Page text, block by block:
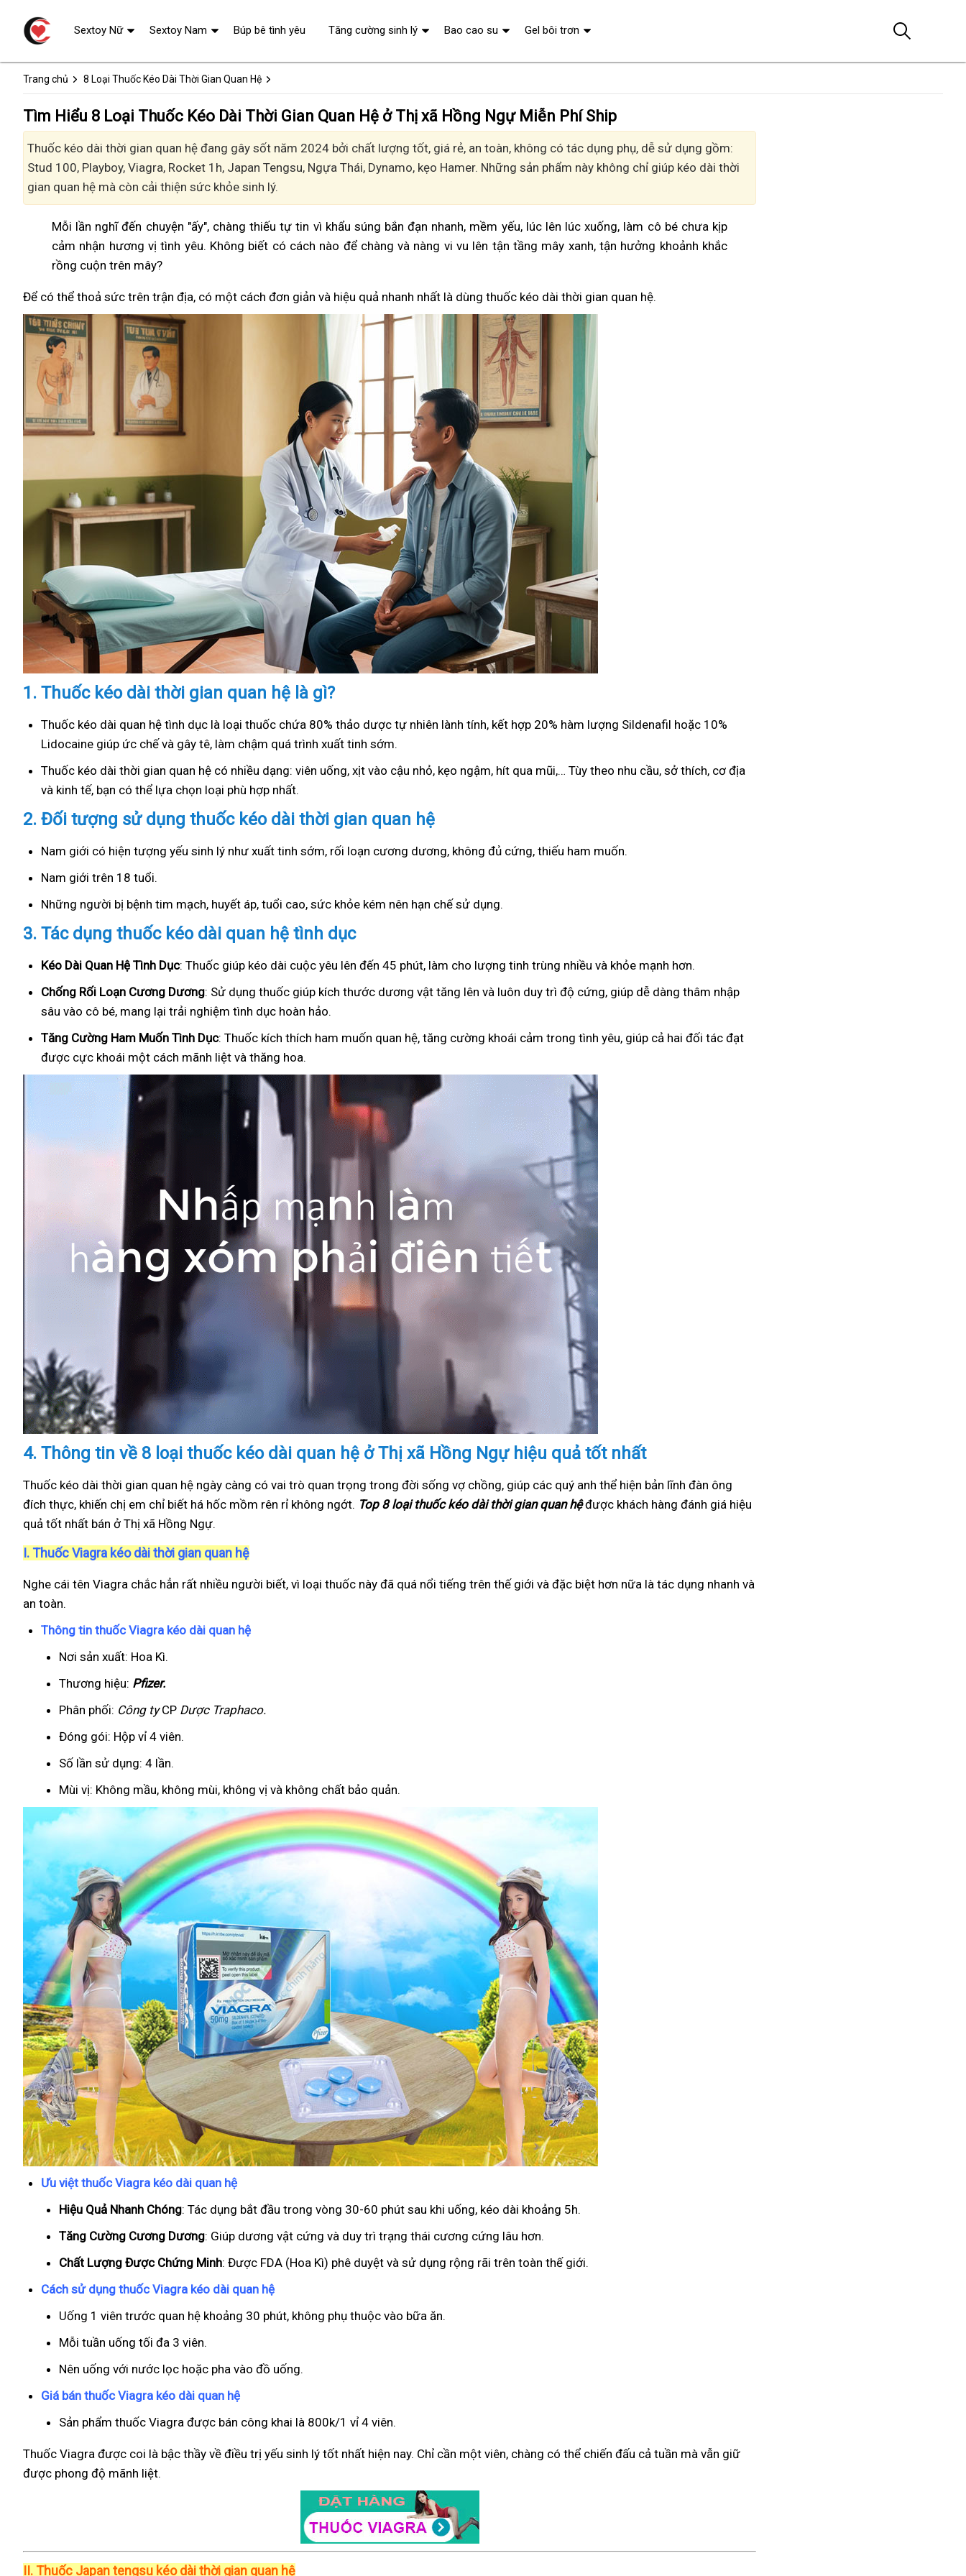
Trang chủ 8 Loại Thuốc Kéo Dài Thời Gian Quan Hệ
Tìm Hiểu 8 Loại Thuốc Kéo Dài Thời Gian Quan Hệ ở Thị xã Hồng Ngự Miễn Phí Ship
Thuốc kéo dài thời gian quan hệ đang gây sốt năm 2024 bởi chất lượng tốt, giá rẻ, an toàn, không có tác dụng phụ, dễ sử dụng gồm:
Stud 100, Playboy, Viagra, Rocket 1h, Japan Tengsu, Ngựa Thái, Dynamo, kẹo Hamer. Những sản phẩm này không chỉ giúp kéo dài thời
gian quan hệ mà còn cải thiện sức khỏe sinh lý.
Mỗi lần nghĩ đến chuyện "ấy", chàng thiếu tự tin vì khẩu súng bắn đạn nhanh, mềm yếu, lúc lên lúc xuống, làm cô bé chưa kịp
cảm nhận hương vị tình yêu. Không biết có cách nào để chàng và nàng vi vu lên tận tầng mây xanh, tận hưởng khoảnh khắc
rồng cuộn trên mây?
Để có thể thoả sức trên trận địa, có một cách đơn giản và hiệu quả nhanh nhất là dùng thuốc kéo dài thời gian quan hệ.
1. Thuốc kéo dài thời gian quan hệ là gì?
Thuốc kéo dài quan hệ tình dục là loại thuốc chứa 80% thảo dược tự nhiên lành tính, kết hợp 20% hàm lượng Sildenafil hoặc 10%
Lidocaine giúp ức chế và gây tê, làm chậm quá trình xuất tinh sớm.
Thuốc kéo dài thời gian quan hệ có nhiều dạng: viên uống, xịt vào cậu nhỏ, kẹo ngậm, hít qua mũi,… Tùy theo nhu cầu, sở thích, cơ địa
và kinh tế, bạn có thể lựa chọn loại phù hợp nhất.
2. Đối tượng sử dụng thuốc kéo dài thời gian quan hệ
Nam giới có hiện tượng yếu sinh lý như xuất tinh sớm, rối loạn cương dương, không đủ cứng, thiếu ham muốn.
Nam giới trên 18 tuổi.
Những người bị bệnh tim mạch, huyết áp, tuổi cao, sức khỏe kém nên hạn chế sử dụng.
3. Tác dụng thuốc kéo dài quan hệ tình dục
Kéo Dài Quan Hệ Tình Dục: Thuốc giúp kéo dài cuộc yêu lên đến 45 phút, làm cho lượng tinh trùng nhiều và khỏe mạnh hơn.
Chống Rối Loạn Cương Dương: Sử dụng thuốc giúp kích thước dương vật tăng lên và luôn duy trì độ cứng, giúp dễ dàng thâm nhập
sâu vào cô bé, mang lại trải nghiệm tình dục hoàn hảo.
Tăng Cường Ham Muốn Tình Dục: Thuốc kích thích ham muốn quan hệ, tăng cường khoái cảm trong tình yêu, giúp cả hai đối tác đạt
được cực khoái một cách mãnh liệt và thăng hoa.
4. Thông tin về 8 loại thuốc kéo dài quan hệ ở Thị xã Hồng Ngự hiệu quả tốt nhất
Thuốc kéo dài thời gian quan hệ ngày càng có vai trò quan trọng trong đời sống vợ chồng, giúp các quý anh thể hiện bản lĩnh đàn ông
đích thực, khiến chị em chỉ biết há hốc mồm rên rỉ không ngớt. Top 8 loại thuốc kéo dài thời gian quan hệđược khách hàng đánh giá hiệu
quả tốt nhất bán ở Thị xã Hồng Ngự.
I. Thuốc Viagra kéo dài thời gian quan hệ
Nghe cái tên Viagra chắc hẳn rất nhiều người biết, vì loại thuốc này đã quá nổi tiếng trên thế giới và đặc biệt hơn nữa là tác dụng nhanh và
an toàn.
Thông tin thuốc Viagra kéo dài quan hệ
Nơi sản xuất: Hoa Kì.
Thương hiệu: Pfizer.
Phân phối: Công tyCP Dược Traphaco.
Đóng gói: Hộp vỉ 4 viên.
Số lần sử dụng: 4 lần.
Mùi vị: Không mầu, không mùi, không vị và không chất bảo quản.
Ưu việt thuốc Viagra kéo dài quan hệ
Hiệu Quả Nhanh Chóng: Tác dụng bắt đầu trong vòng 30-60 phút sau khi uống, kéo dài khoảng 5h.
Tăng Cường Cương Dương: Giúp dương vật cứng và duy trì trạng thái cương cứng lâu hơn.
Chất Lượng Được Chứng Minh: Được FDA (Hoa Kì) phê duyệt và sử dụng rộng rãi trên toàn thế giới.
Cách sử dụng thuốc Viagra kéo dài quan hệ
Uống 1 viên trước quan hệ khoảng 30 phút, không phụ thuộc vào bữa ăn.
Mỗi tuần uống tối đa 3 viên.
Nên uống với nước lọc hoặc pha vào đồ uống.
Giá bán thuốc Viagra kéo dài quan hệ
Sản phẩm thuốc Viagra được bán công khai là 800k/1 vỉ 4 viên.
Thuốc Viagra được coi là bậc thầy về điều trị yếu sinh lý tốt nhất hiện nay. Chỉ cần một viên, chàng có thể chiến đấu cả tuần mà vẫn giữ
được phong độ mãnh liệt.
II. Thuốc Japan tengsu kéo dài thời gian quan hệ
Sextoy Nữ Sextoy Nam Búp bê tình yêu Tăng cường sinh lý Bao cao su Gel bôi trơn